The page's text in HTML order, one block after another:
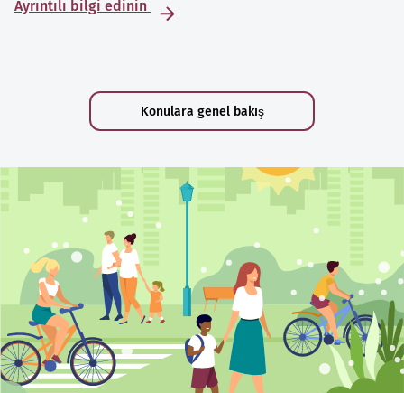
Ayrıntılı bilgi edinin
Konulara genel bakış